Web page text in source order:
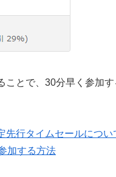
ことで、30分早く参加
先行タイムセールについ
加する方法